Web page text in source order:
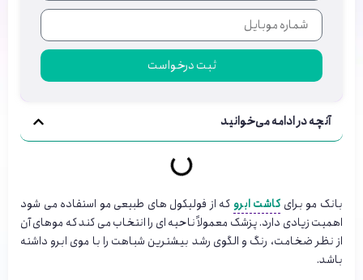
ثبت درخواست
آنچه در ادامه می‌خوانید
بانک مو برای کاشت ابرو که از فولیکول های طبیعی مو استفاده می شود
اهمیت زیادی دارد. پزشک معمولاً ناحیه ای را انتخاب می کند که موهای آن
از نظر ضخامت، رنگ و الگوی رشد بیشترین شباهت را با موی ابرو داشته
باشد.